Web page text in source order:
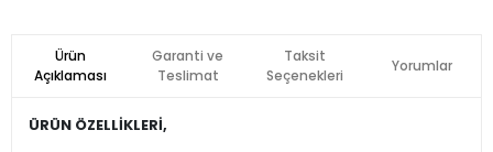
Ürün
Açıklaması
Garanti ve
Teslimat
Taksit
Seçenekleri
Yorumlar
ÜRÜN ÖZELLİKLERİ,